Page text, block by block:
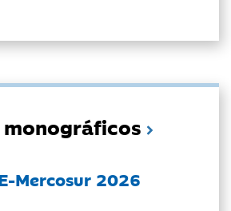
Mercosur 2026